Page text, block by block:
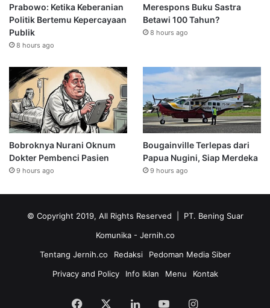
Prabowo: Ketika Keberanian
Politik Bertemu Kepercayaan
Publik
8 hours ago
Merespons Buku Sastra
Betawi 100 Tahun?
8 hours ago
Bobroknya Nurani Oknum
Dokter Pembenci Pasien
9 hours ago
Bougainville Terlepas dari
Papua Nugini, Siap Merdeka
9 hours ago
© Copyright 2019, All Rights Reserved | PT. Bening Suar
Komunika - Jernih.co
Tentang Jernih.co
Redaksi
Pedoman Media Siber
Privacy and Policy
Info Iklan Menu Kontak
Facebook LinkedInYouTubeInstagram